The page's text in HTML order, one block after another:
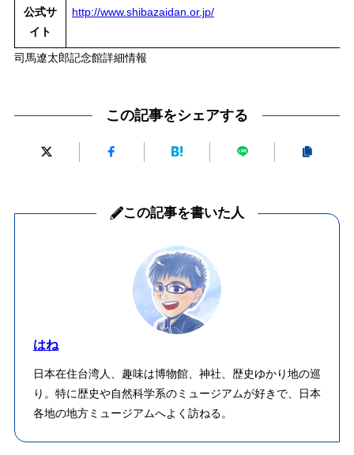
公式サ
イト
http://www.shibazaidan.or.jp/
司馬遼太郎記念館詳細情報
この記事をシェアする
この記事を書いた人
はね
日本在住台湾人、趣味は博物館、神社、歴史ゆかり地の巡
り。特に歴史や自然科学系のミュージアムが好きで、日本
各地の地方ミュージアムへよく訪ねる。